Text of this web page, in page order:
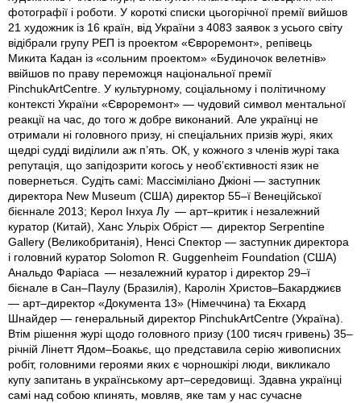
фотографії і роботи. У короткі списки цьогорічної премії вийшов
21 художник із 16 країн, від України з 4083 заявок з усього світу
відібрали групу РЕП із проектом «Євроремонт», репівець
Микита Кадан iз «сольним проектом» «Будиночок велетнів»
ввійшов по праву переможця національної премії
PinchukArtCentre. У культурному, соціальному і політичному
контексті України «Євроремонт» — чудовий символ ментальної
реакції на час, до того ж добре виконаний. Але українці не
отримали ні головного призу, ні спеціальних призів журі, яких
щедрі судді виділили аж п’ять. ОК, у кожного з членів журі така
репутація, що запідозрити когось у необ’єктивності язик не
повернеться. Судіть самі: Массіміліано Джіоні — заступник
директора New Museum (США) директор 55–ї Венеційської
бієннале 2013; Керол Інхуа Лу — арт–критик і незалежний
куратор (Китай), Ханс Ульріх Обріст — директор Serpentine
Gallery (Великобританія), Ненсі Спектор — заступник директора
і головний куратор Solomon R. Guggenheim Foundation (США)
Анальдо Фаріаса — незалежний куратор і директор 29–ї
бієнале в Сан–Паулу (Бразилія), Каролін Христов–Бакарджиєв
— арт–директор «Документа 13» (Німеччина) та Екхард
Шнайдер — генеральный директор PinchukArtCentre (Україна).
Втім рішення журі щодо головного призу (100 тисяч гривень) 35–
річній Лінетт Ядом–Боакьє, що представила серію живописних
робіт, головними героями яких є чорношкірі люди, викликало
купу запитань в українському арт–середовищі. Здавна українці
самі над собою кпинять, мовляв, яке там у нас сучасне